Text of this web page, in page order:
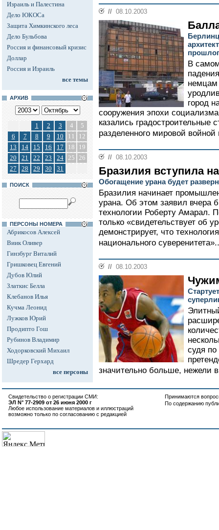
Израиль и Палестина
Дело ЮКОСа
Защита Химкинского леса
Дело Бульбова
Россия и финансовый кризис
Доллар
Россия и Израиль
все темы
АРХИВ
1 2 3 4
5
6
7 8 9 10 11
12
13
14 15 16 17 18
19
20
21 22 23 24 25 26
27
28 29 30 31
ПОИСК
ПЕРСОНЫ НОМЕРА
Абрикосов Алексей
Виик Оливер
Гинзбург Виталий
Гришковец Евгений
Дубов Юлий
Златкис Белла
Клебанов Илья
Кучма Леонид
Лужков Юрий
Продипто Гош
Рубинов Владимир
Ходорковский Михаил
Шредер Герхард
все персоны
// 08.10.2003
В
немцам
город
сооружения эпохи
казались градостроительные
разделенного мировой войной
// 08.10.2003
Бразилия вступила
Обогащение урана будет
Бразилия начинает
урана. Об этом заявил вчера
технологии Роберту Амарал.
только «свидетельствует об
демонстрирует, что
национального
// 08.10.2003
судя
значительно больше, нежели
Свидетельство о регистрации СМИ:
ЭЛ N° 77-2909 от 26 июня 2000 г
Любое использование материалов и иллюстраций
возможно только по согласованию с редакцией
Принимаются
По содержанию